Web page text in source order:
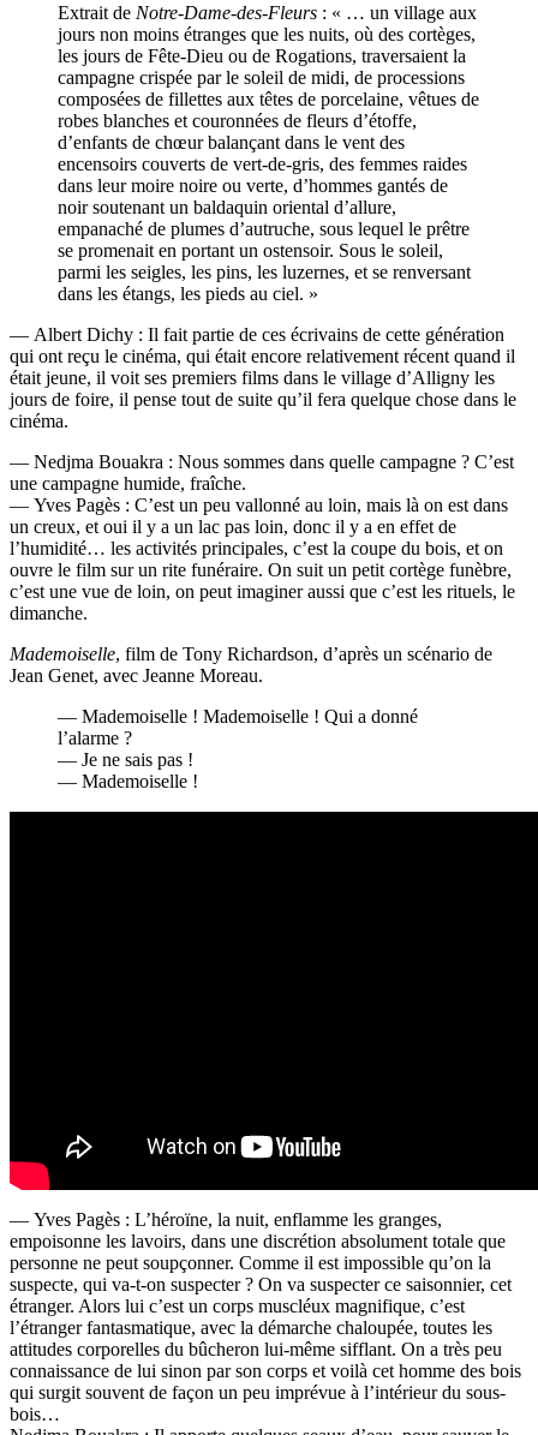
Extrait de Notre-Dame-des-Fleurs : « … un village aux
jours non moins étranges que les nuits, où des cortèges,
les jours de Fête-Dieu ou de Rogations, traversaient la
campagne crispée par le soleil de midi, de processions
composées de fillettes aux têtes de porcelaine, vêtues de
robes blanches et couronnées de fleurs d’étoffe,
d’enfants de chœur balançant dans le vent des
encensoirs couverts de vert-de-gris, des femmes raides
dans leur moire noire ou verte, d’hommes gantés de
noir soutenant un baldaquin oriental d’allure,
empanaché de plumes d’autruche, sous lequel le prêtre
se promenait en portant un ostensoir. Sous le soleil,
parmi les seigles, les pins, les luzernes, et se renversant
dans les étangs, les pieds au ciel. »
— Albert Dichy : Il fait partie de ces écrivains de cette génération
qui ont reçu le cinéma, qui était encore relativement récent quand il
était jeune, il voit ses premiers films dans le village d’Alligny les
jours de foire, il pense tout de suite qu’il fera quelque chose dans le
cinéma.
— Nedjma Bouakra : Nous sommes dans quelle campagne ? C’est
une campagne humide, fraîche.
— Yves Pagès : C’est un peu vallonné au loin, mais là on est dans
un creux, et oui il y a un lac pas loin, donc il y a en effet de
l’humidité… les activités principales, c’est la coupe du bois, et on
ouvre le film sur un rite funéraire. On suit un petit cortège funèbre,
c’est une vue de loin, on peut imaginer aussi que c’est les rituels, le
dimanche.
Mademoiselle, film de Tony Richardson, d’après un scénario de
Jean Genet, avec Jeanne Moreau.
— Mademoiselle ! Mademoiselle ! Qui a donné
l’alarme ?
— Je ne sais pas !
— Mademoiselle !
— Yves Pagès : L’héroïne, la nuit, enflamme les granges,
empoisonne les lavoirs, dans une discrétion absolument totale que
personne ne peut soupçonner. Comme il est impossible qu’on la
suspecte, qui va-t-on suspecter ? On va suspecter ce saisonnier, cet
étranger. Alors lui c’est un corps muscléux magnifique, c’est
l’étranger fantasmatique, avec la démarche chaloupée, toutes les
attitudes corporelles du bûcheron lui-même sifflant. On a très peu
connaissance de lui sinon par son corps et voilà cet homme des bois
qui surgit souvent de façon un peu imprévue à l’intérieur du sous-
bois…